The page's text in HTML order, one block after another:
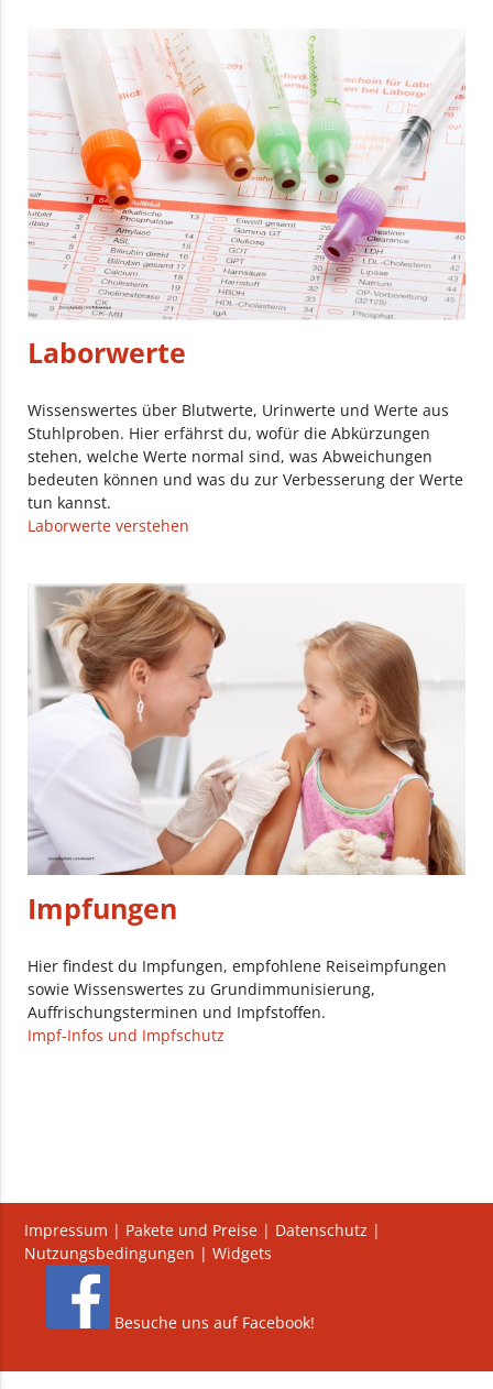
Laborwerte
Wissenswertes über Blutwerte, Urinwerte und Werte aus
Stuhlproben. Hier erfährst du, wofür die Abkürzungen
stehen, welche Werte normal sind, was Abweichungen
bedeuten können und was du zur Verbesserung der Werte
tun kannst.
Laborwerte verstehen
Impfungen
Hier findest du Impfungen, empfohlene Reiseimpfungen
sowie Wissenswertes zu Grundimmunisierung,
Auffrischungsterminen und Impfstoffen.
Impf-Infos und Impfschutz
Impressum | Pakete und Preise | Datenschutz |
Nutzungsbedingungen |Widgets
Besuche uns auf Facebook!